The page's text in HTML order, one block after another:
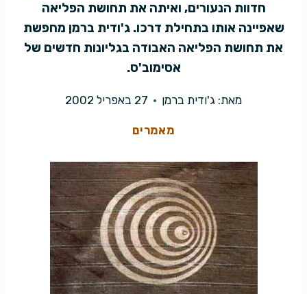
חדוות הנעורים, ואיתה את תחושת הפליאה
שאפיינה אותו בתחילת דרכו. ג'ודית ברמן מחפשת
את תחושת הפליאה האבודה בגליונות חדשים של
אסימוב'ס.
מאת: ג'ודית ברמן 27 באפריל 2002
מאמרים